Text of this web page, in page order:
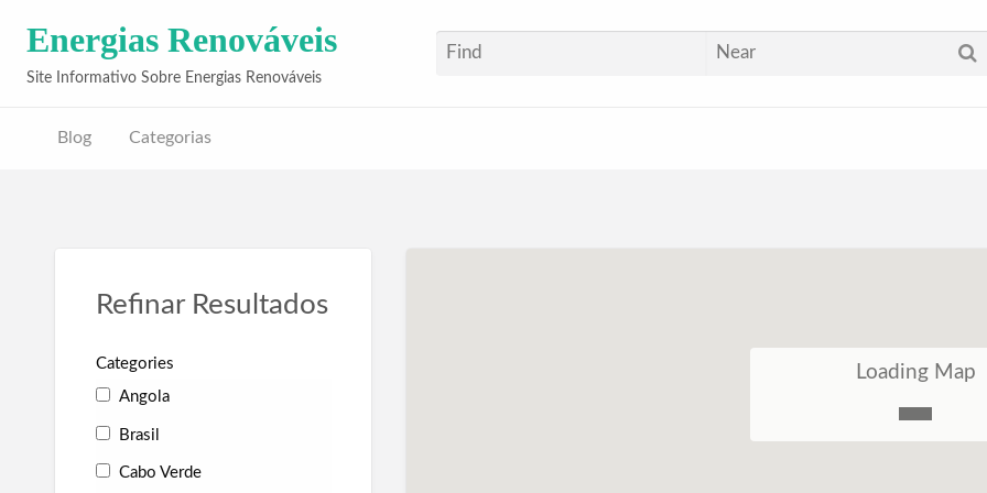
Energias Renováveis
Site Informativo Sobre Energias Renováveis
Blog Categorias
Refinar Resultados
Categories
Angola
Brasil
Cabo Verde
Loading Map